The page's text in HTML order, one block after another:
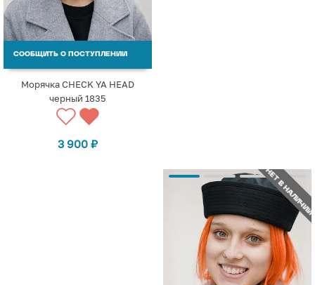
СООБЩИТЬ О ПОСТУПЛЕНИИ
Морячка CHECK YA HEAD
черный 1835
3 900 ₽
НЕТ В НАЛИЧИИ